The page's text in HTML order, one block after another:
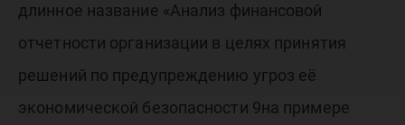
длинное название «Анализ финансовой
отчетности организации в целях принятия
решений по предупреждению угроз её
экономической безопасности 9на примере